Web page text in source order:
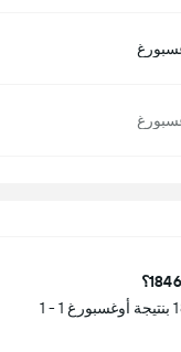
انتهت مباراة أوغسبورغ ضد أس أس في ألم 1846 بنتيجة أوغسبورغ 1 - 1